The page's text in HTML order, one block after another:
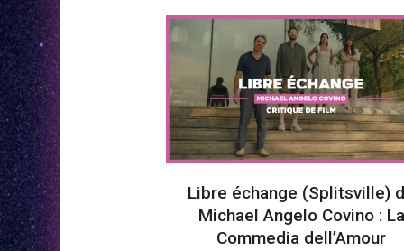
Libre échange (Splitsville)
Michael Angelo Covino : La
Commedia dell’Amour